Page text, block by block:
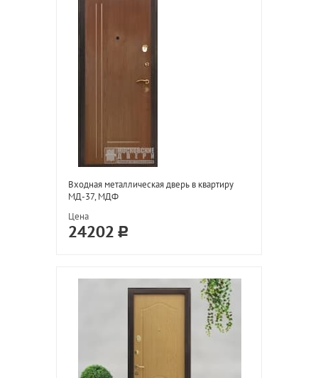
Входная металлическая дверь в квартиру
МД-37, МДФ
Цена
24202